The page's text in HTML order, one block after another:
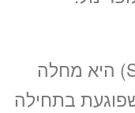
(בלועזית לופוס או SLE) היא מחלה
בתחילה